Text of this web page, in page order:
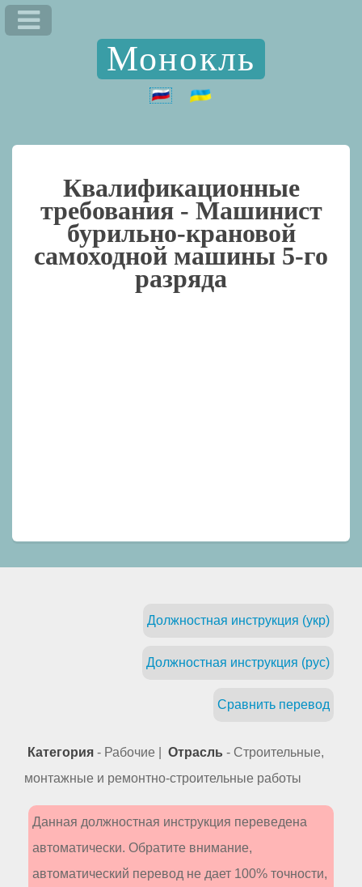
Монокль
Квалификационные
требования - Машинист
бурильно-крановой
самоходной машины 5-го
разряда
Должностная инструкция (укр)
Должностная инструкция (рус)
Сравнить перевод
Категория - Рабочие | Отрасль - Строительные,
монтажные и ремонтно-строительные работы
Данная должностная инструкция переведена
автоматически. Обратите внимание,
автоматический перевод не дает 100% точности,